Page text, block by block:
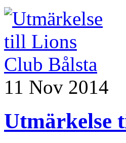
11 Nov 2014
Utmärkelse